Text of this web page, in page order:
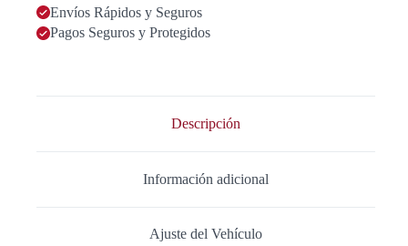
Envíos Rápidos y Seguros
Pagos Seguros y Protegidos
Descripción
Información adicional
Ajuste del Vehículo